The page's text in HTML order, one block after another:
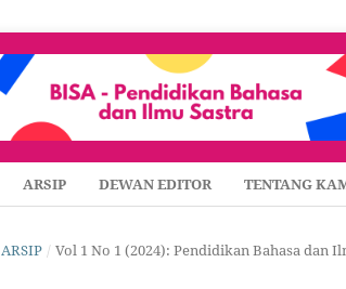
ARSIP DEWAN EDITOR TENTANG
ARSIP / Vol 1 No 1 (2024): Pendidikan Bahasa dan